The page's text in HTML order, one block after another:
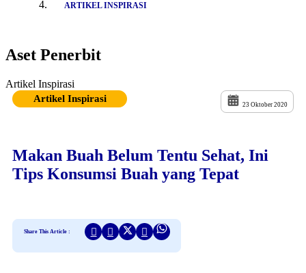
ARTIKEL INSPIRASI
Aset Penerbit
Artikel Inspirasi
Artikel Inspirasi
23 Oktober 2020
Makan Buah Belum Tentu Sehat, Ini
Tips Konsumsi Buah yang Tepat
Share This Article :